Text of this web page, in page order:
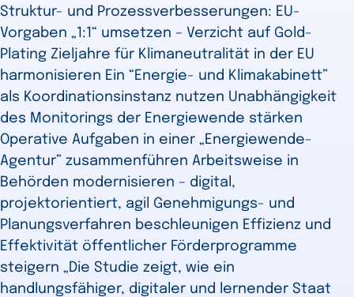
Struktur- und Prozessverbesserungen: EU-
Vorgaben „1:1“ umsetzen – Verzicht auf Gold-
Plating Zieljahre für Klimaneutralität in der EU
harmonisieren Ein “Energie- und Klimakabinett”
als Koordinationsinstanz nutzen Unabhängigkeit
des Monitorings der Energiewende stärken
Operative Aufgaben in einer „Energiewende-
Agentur” zusammenführen Arbeitsweise in
Behörden modernisieren – digital,
projektorientiert, agil Genehmigungs- und
Planungsverfahren beschleunigen Effizienz und
Effektivität öffentlicher Förderprogramme
steigern „Die Studie zeigt, wie ein
handlungsfähiger, digitaler und lernender Staat